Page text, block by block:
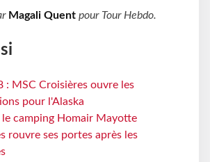
Magali Quent pour Tour Hebdo.
: MSC Croisières ouvre les
pour l'Alaska
le camping Homair Mayotte
rouvre ses portes après les